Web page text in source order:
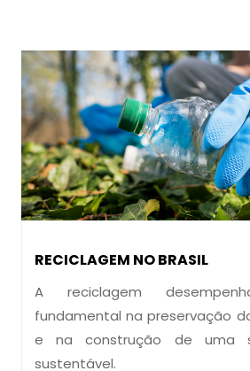
RECICLAGEM NO BRASIL
A reciclagem
fundamental na preservação
e na construção de uma
sustentável.